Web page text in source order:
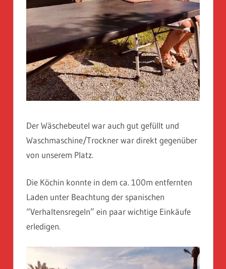
Der Wäschebeutel war auch gut gefüllt und
Waschmaschine/Trockner war direkt gegenüber
von unserem Platz.
Die Köchin konnte in dem ca. 100m entfernten
Laden unter Beachtung der spanischen
“Verhaltensregeln” ein paar wichtige Einkäufe
erledigen.